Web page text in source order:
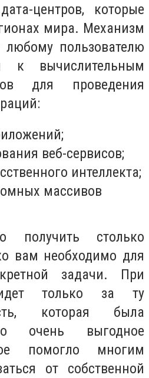
центров, которые
мира. Механизм
любому пользователю
к вычислительным
для проведения
веб-сервисов;
интеллекта;
массивов
столько
вам необходимо для
задачи. При
только за ту
которая была
очень выгодное
помогло многим
от собственной